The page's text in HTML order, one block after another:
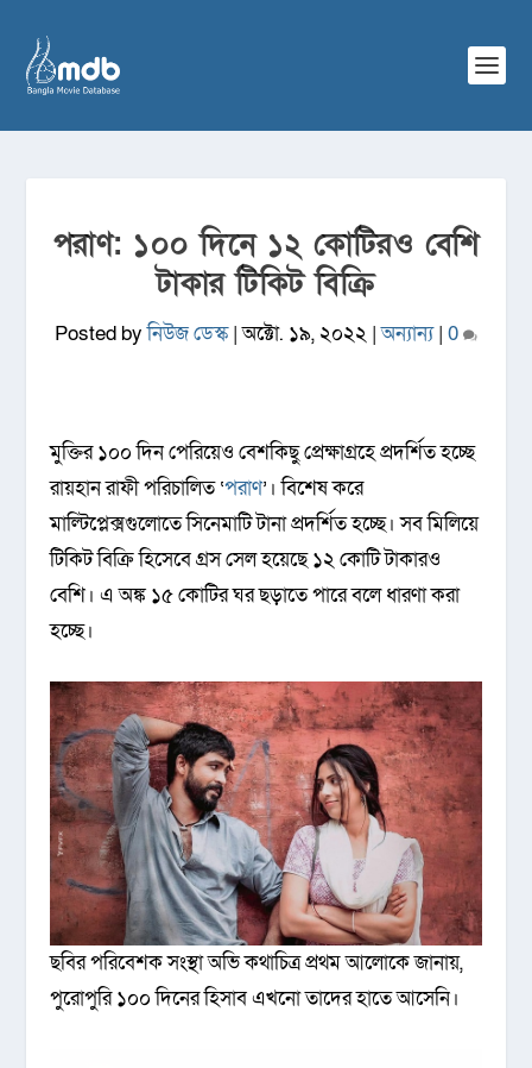
পরাণ: ১০০ দিনে ১২ কোটিরও বেশি
টাকার টিকিট বিক্রি
Posted byনিউজ ডেস্ক|অক্টো. ১৯, ২০২২ |অন্যান্য| 0
মুক্তির ১০০ দিন পেরিয়েও বেশকিছু প্রেক্ষাগ্রহে প্রদর্শিত হচ্ছে
রায়হান রাফী পরিচালিত ‘পরাণ’। বিশেষ করে
মাল্টিপ্লেক্সগুলোতে সিনেমাটি টানা প্রদর্শিত হচ্ছে। সব মিলিয়ে
টিকিট বিক্রি হিসেবে গ্রস সেল হয়েছে ১২ কোটি টাকারও
বেশি। এ অঙ্ক ১৫ কোটির ঘর ছড়াতে পারে বলে ধারণা করা
হচ্ছে।
ছবির পরিবেশক সংস্থা অভি কথাচিত্র প্রথম আলোকে জানায়,
পুরোপুরি ১০০ দিনের হিসাব এখনো তাদের হাতে আসেনি।